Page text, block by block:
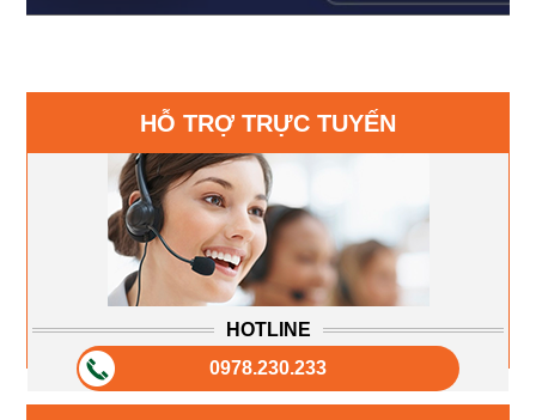
HỖ TRỢ TRỰC TUYẾN
HOTLINE
0978.230.233